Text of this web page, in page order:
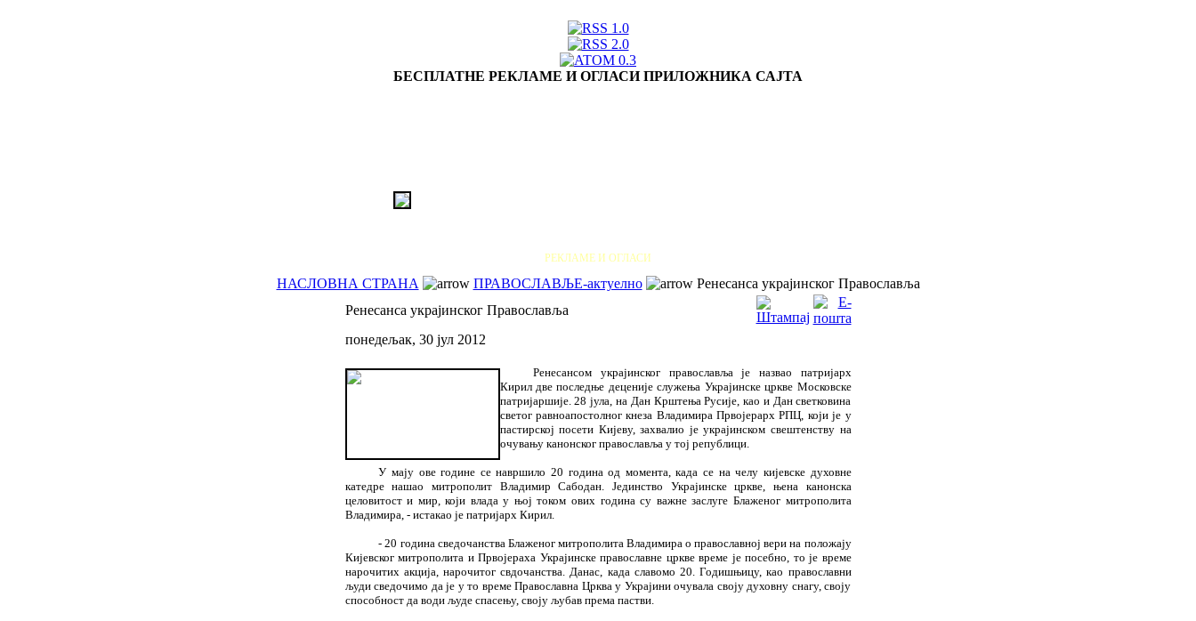
БЕСПЛАТНЕ РЕКЛАМЕ И ОГЛАСИ ПРИЛОЖНИКА САЈТА
РЕКЛАМЕ И ОГЛАСИ
НАСЛОВНА СТРАНА ПРАВОСЛАВЉЕ-актуелно
Ренесанса украјинског Православља
Ренесанса украјинског Православља
понедељак, 30 јул 2012
Ренесансом украјинског православља је назвао патријарх
Кирил две последње деценије служења Украјинске цркве Московске
патријаршије. 28 јула, на Дан Крштења Русије, као и Дан светковина
светог равноапостолног кнеза Владимира Првојерарх РПЦ, који је у
пастирској посети Кијеву, захвалио је украјинском свештенству на
очувању канонског православља у тој републици.
У мају ове године се навршило 20 година од момента, када се на челу кијевске духовне
катедре нашао митрополит Владимир Сабодан. Јединство Украјинске цркве, њена канонска
целовитост и мир, који влада у њој током ових година су важне заслуге Блаженог митрополита
Владимира, - истакао је патријарх Кирил.
- 20 година сведочанства Блаженог митрополита Владимира о православној вери на положају
Кијевског митрополита и Првојераха Украјинске православне цркве време је посебно, то је време
нарочитих акција, нарочитог свдочанства. Данас, када славомо 20. Годишњицу, као православни
људи сведочимо да је у то време Православна Црква у Украјини очувала своју духовну снагу, своју
способност да води људе спасењу, своју љубав према пастви.